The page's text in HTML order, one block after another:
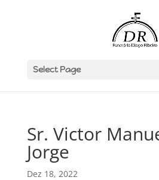
Select Page
Sr. Victor
Jorge
Dez 18, 2022